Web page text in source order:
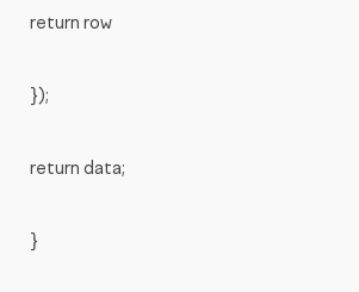
return row
});
return data;
}